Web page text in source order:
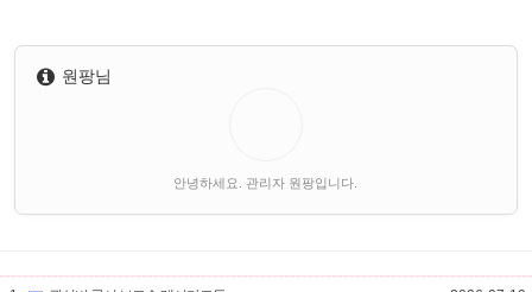
원팡님
안녕하세요. 관리자 원팡입니다.